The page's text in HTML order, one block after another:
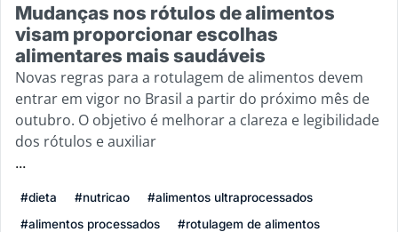
Mudanças nos rótulos de alimentos
visam proporcionar escolhas
alimentares mais saudáveis
Novas regras para a rotulagem de alimentos devem
entrar em vigor no Brasil a partir do próximo mês de
outubro. O objetivo é melhorar a clareza e legibilidade
dos rótulos e auxiliar
...
#dieta #nutricao
#alimentos ultraprocessados
#alimentos processados
#rotulagem de alimentos